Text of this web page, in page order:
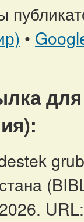
•
URL: